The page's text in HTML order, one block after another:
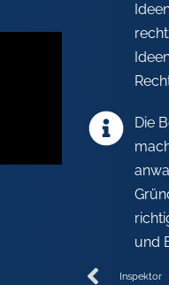
Die
und
Inspektor